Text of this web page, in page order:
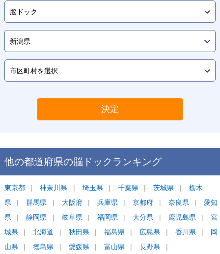
決定
他の都道府県の脳ドック ランキング
東京都 神奈川県 埼玉県 千葉県 茨城県
栃木
県
群馬県 大阪府 兵庫県 京都府 奈良県
愛知
県
静岡県 岐阜県 福岡県 大分県 鹿児島県
宮
城県
北海道 秋田県 福島県 広島県 香川県
岡
山県
徳島県 愛媛県 富山県 長野県